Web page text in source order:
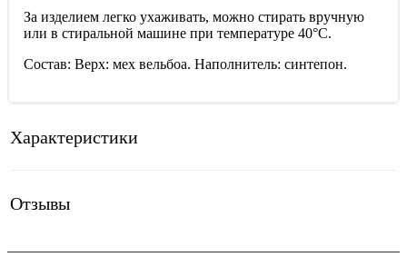
За изделием легко ухаживать, можно стирать вручную
или в стиральной машине при температуре 40°С.
Состав: Верх: мех вельбоа. Наполнитель: синтепон.
Характеристики
Отзывы